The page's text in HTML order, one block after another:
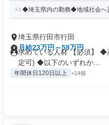
◆埼玉県内の勤務◆地域社会へ
埼玉県行田市行田
月給23万円～59万円
求めている人材 【必須】
定可) ◆以下のいずれか...
年間休日120日以上 +14個